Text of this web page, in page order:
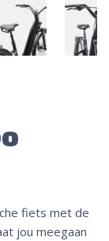
fiets met de
jou meegaan